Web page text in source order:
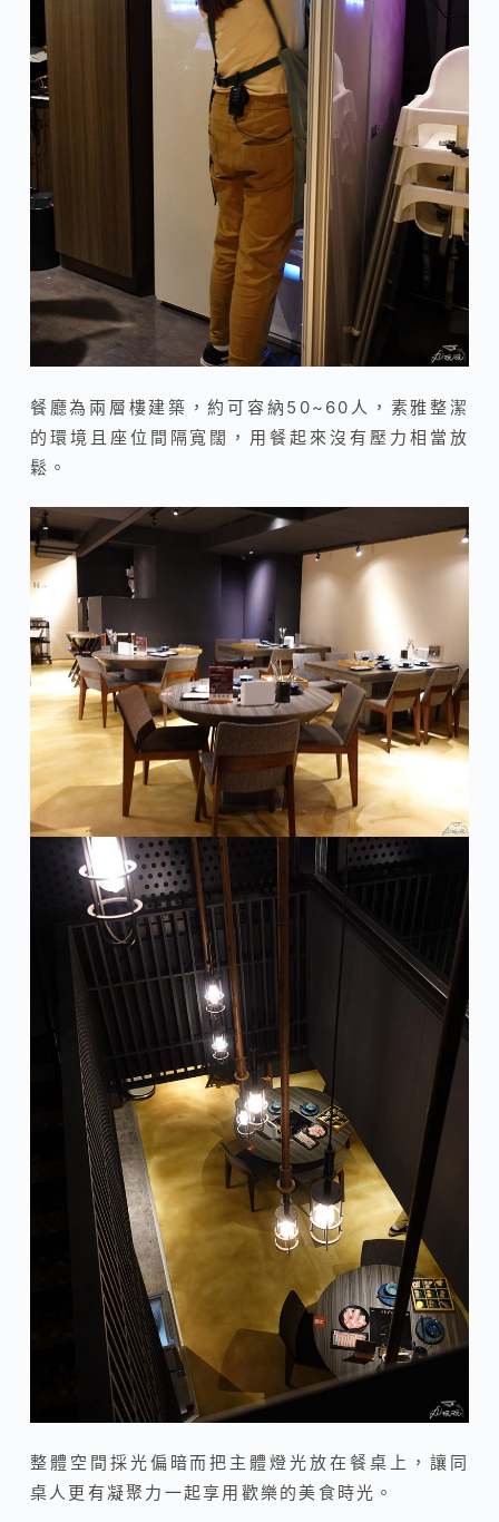
餐廳為兩層樓建築，約可容納50~60人， 素雅整潔
的環境且座位間隔寬闊，用餐起來沒有壓力相當放
鬆。
整體空間採光偏暗而把主體燈光放在餐桌上，讓同
桌人更有凝聚力一起享用歡樂的美食時光。